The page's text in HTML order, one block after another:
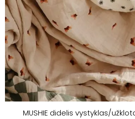
MUSHIE didelis vystyklas/